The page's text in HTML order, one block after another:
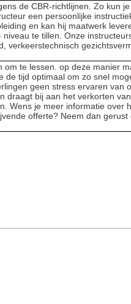
de CBR-richtlijnen. Zo kun
een persoonlijke
en kan hij maatwerk
te tillen. Onze
verkeerstechnisch
te lessen. op deze manier
de tijd optimaal om zo snel
geen stress ervaren van
draagt bij aan het verkorten
Wens je meer informatie over
offerte? Neem dan gerust